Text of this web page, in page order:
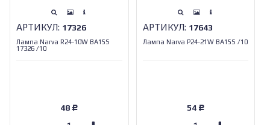
АРТИКУЛ: 17326
Лампа Narva R24-10W BA15S
17326 /10
48 Р
АРТИКУЛ: 17643
Лампа Narva Р24-21W BA15S /10
54 Р